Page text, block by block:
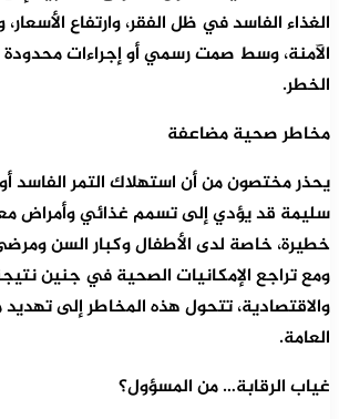
الغذاء الفاسد في ظل الفقر، وارتفاع
الآمنة، وسط صمت رسمي أو إجراءات
الخطر.
مخاطر صحية مضاعفة
يحذر مختصون من أن استهلاك التمر الفاسد
سليمة قد يؤدي إلى تسمم غذائي وأمراض
خطيرة، خاصة لدى الأطفال وكبار السن
ومع تراجع الإمكانيات الصحية في جنين
والاقتصادية، تتحول هذه المخاطر إلى
العامة.
غياب الرقابة… من المسؤول؟